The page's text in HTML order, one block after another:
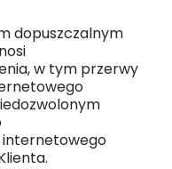
dopuszczalnym
w tym przerwy
internetowego